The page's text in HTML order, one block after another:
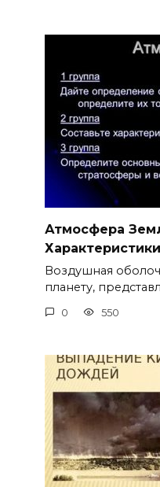
Атмосфера
Характеристики
Воздушная
планету,
0 550